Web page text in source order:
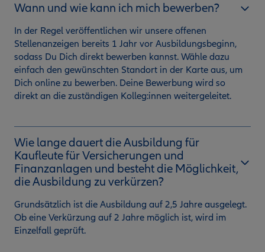
Wann und wie kann ich mich bewerben?
In der Regel veröffentlichen wir unsere offenen
Stellenanzeigen bereits 1 Jahr vor Ausbildungsbeginn,
sodass Du Dich direkt bewerben kannst. Wähle dazu
einfach den gewünschten Standort in der Karte aus, um
Dich online zu bewerben. Deine Bewerbung wird so
direkt an die zuständigen Kolleg:innen weitergeleitet.
Wie lange dauert die Ausbildung für
Kaufleute für Versicherungen und
Finanzanlagen und besteht die Möglichkeit,
die Ausbildung zu verkürzen?
Grundsätzlich ist die Ausbildung auf 2,5 Jahre ausgelegt.
Ob eine Verkürzung auf 2 Jahre möglich ist, wird im
Einzelfall geprüft.